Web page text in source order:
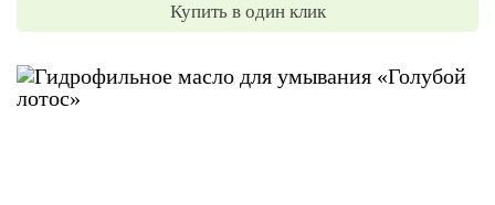
Купить в один клик